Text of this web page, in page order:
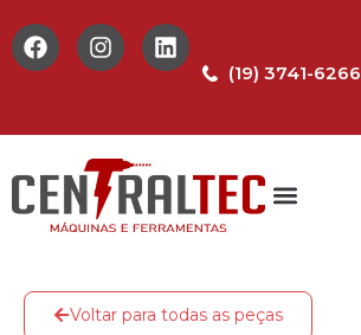
(19) 3741-6266
Voltar para todas as peças